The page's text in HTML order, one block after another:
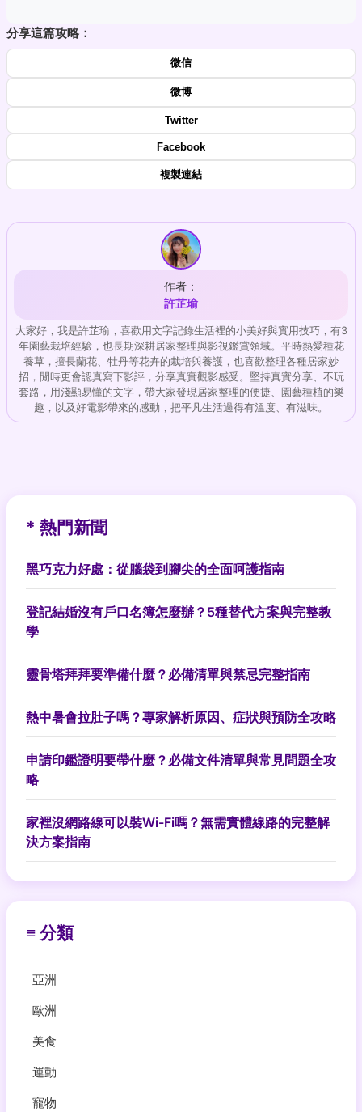
分享這篇攻略：
微信
微博
Twitter
Facebook
複製連結
作者：
許芷瑜
大家好，我是許芷瑜，喜歡用文字記錄生活裡的小美好與實用技巧，有3
年園藝栽培經驗，也長期深耕居家整理與影視鑑賞領域。平時熱愛種花
養草，擅長蘭花、牡丹等花卉的栽培與養護，也喜歡整理各種居家妙
招，閒時更會認真寫下影評，分享真實觀影感受。堅持真實分享、不玩
套路，用淺顯易懂的文字，帶大家發現居家整理的便捷、園藝種植的樂
趣，以及好電影帶來的感動，把平凡生活過得有溫度、有滋味。
* 熱門新聞
黑巧克力好處：從腦袋到腳尖的全面呵護指南
登記結婚沒有戶口名簿怎麼辦？5種替代方案與完整教
學
靈骨塔拜拜要準備什麼？必備清單與禁忌完整指南
熱中暑會拉肚子嗎？專家解析原因、症狀與預防全攻略
申請印鑑證明要帶什麼？必備文件清單與常見問題全攻
略
家裡沒網路線可以裝Wi-Fi嗎？無需實體線路的完整解
決方案指南
≡ 分類
亞洲
歐洲
美食
運動
寵物